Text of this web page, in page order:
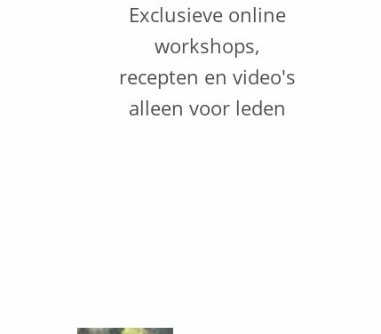
Exclusieve online
workshops,
recepten en video's
alleen voor leden